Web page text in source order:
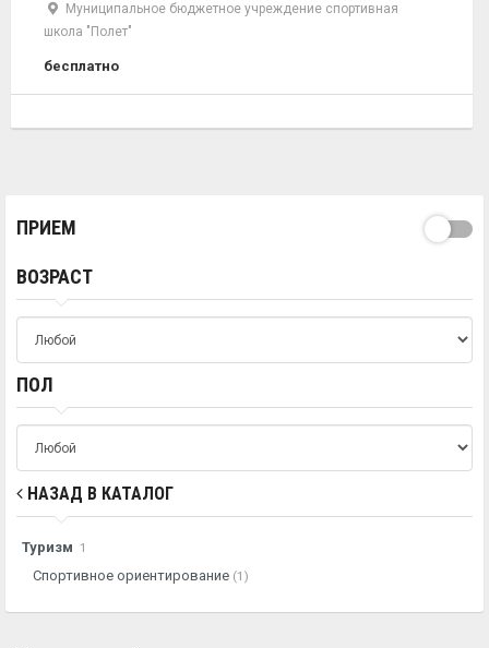
Муниципальное бюджетное учреждение спортивная
школа "Полет"
бесплатно
ПРИЕМ
ВОЗРАСТ
ПОЛ
НАЗАД В КАТАЛОГ
Туризм 1
Спортивное ориентирование (1)